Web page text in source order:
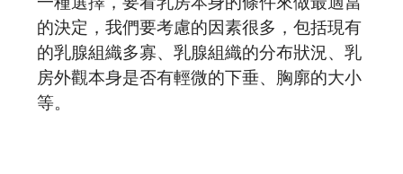
的決定，我們要考慮的因素很多，包括現有
的乳腺組織多寡、乳腺組織的分布狀況、乳
房外觀本身是否有輕微的下垂、胸廓的大小
等。